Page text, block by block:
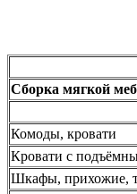
Сборка мягкой
Комоды, кровати
Кровати с
Шкафы, прихожие,